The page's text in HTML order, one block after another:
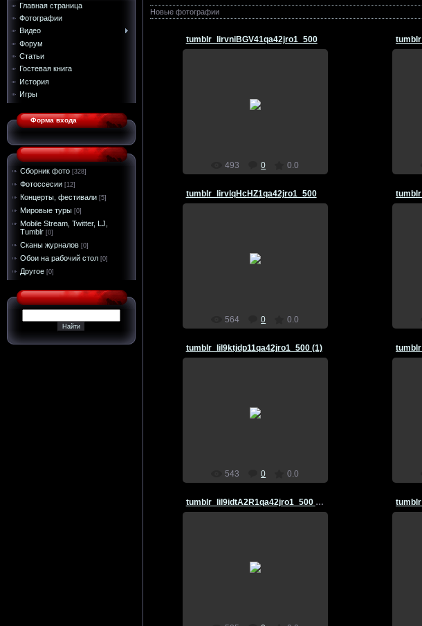
Главная страница
Фотографии
Видео
Форум
Статьи
Гостевая книга
История
Игры
Форма входа
Сборник фото [328]
Фотоссесии [12]
Концерты, фестивали [5]
Мировые туры [0]
Mobile Stream, Twitter, LJ,
Tumblr [0]
Сканы журналов [0]
Обои на рабочий стол [0]
Другое [0]
Новые фотографии
tumblr_lirvniBGV41qa42jro1_500
493 0 0.0
tumblr_lirvlqHcHZ1qa42jro1_500
564 0 0.0
tumblr_lil9ktjdp11qa42jro1_500 (1)
543 0 0.0
tumblr_lil9idtA2R1qa42jro1_500 (1)